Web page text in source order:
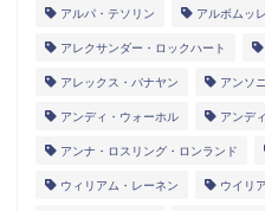
アルパ・テソリン アルボムッ
アレクサンダー・ロックハート
アレックス・バナヤン アンソ
アンディ・ウォーホル アンデ
アンナ・ロスリング・ロンランド
ウィリアム・レーネン ウイリ